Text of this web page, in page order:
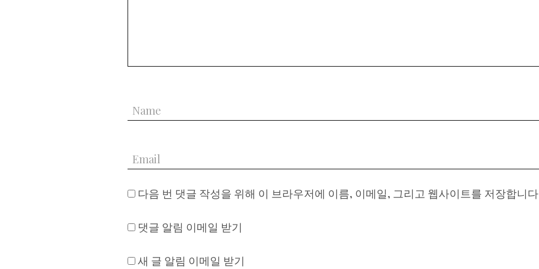
다음 번 댓글 작성을 위해 이 브라우저에 이름, 이메일, 그리고 웹사이트를 저장합니
댓글 알림 이메일 받기
새 글 알림 이메일 받기